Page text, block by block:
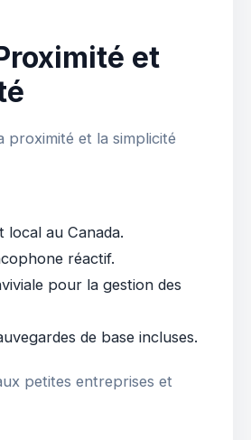
et
proximité et la simplicité
local au Canada.
réactif.
pour la gestion des
de base incluses.
petites entreprises et